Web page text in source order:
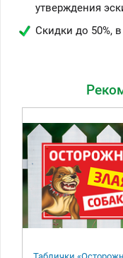
утверждения
Скидки до 50%,